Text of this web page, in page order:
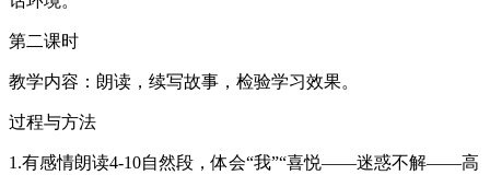
第二课时
教学内容：朗读，续写故事，检验学习效果。
过程与方法
1.有感情朗读4-10自然段，体会“我”“喜悦——迷惑不解——高